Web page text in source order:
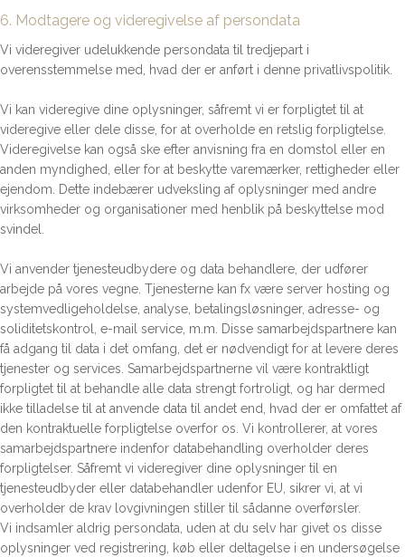
6. Modtagere og videregivelse af persondata
Vi videregiver udelukkende persondata til tredjepart i
overensstemmelse med, hvad der er anført i denne privatlivspolitik.
Vi kan videregive dine oplysninger, såfremt vi er forpligtet til at
videregive eller dele disse, for at overholde en retslig forpligtelse.
Videregivelse kan også ske efter anvisning fra en domstol eller en
anden myndighed, eller for at beskytte varemærker, rettigheder eller
ejendom. Dette indebærer udveksling af oplysninger med andre
virksomheder og organisationer med henblik på beskyttelse mod
svindel.
Vi anvender tjenesteudbydere og data behandlere, der udfører
arbejde på vores vegne. Tjenesterne kan fx være server hosting og
systemvedligeholdelse, analyse, betalingsløsninger, adresse- og
soliditetskontrol, e-mail service, m.m. Disse samarbejdspartnere kan
få adgang til data i det omfang, det er nødvendigt for at levere deres
tjenester og services. Samarbejdspartnerne vil være kontraktligt
forpligtet til at behandle alle data strengt fortroligt, og har dermed
ikke tilladelse til at anvende data til andet end, hvad der er omfattet af
den kontraktuelle forpligtelse overfor os. Vi kontrollerer, at vores
samarbejdspartnere indenfor databehandling overholder deres
forpligtelser. Såfremt vi videregiver dine oplysninger til en
tjenesteudbyder eller databehandler udenfor EU, sikrer vi, at vi
overholder de krav lovgivningen stiller til sådanne overførsler.
Vi indsamler aldrig persondata, uden at du selv har givet os disse
oplysninger ved registrering, køb eller deltagelse i en undersøgelse